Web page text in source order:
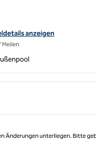
für das Hilton Buena
anzeigen
Meilen
1
1
Änderungen unterliegen. Bitte